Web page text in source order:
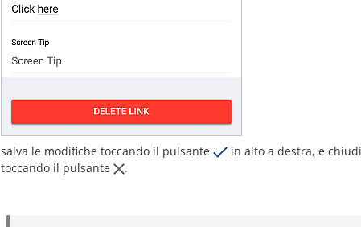
salva le modifiche toccando il pulsante
in alto a destra, e
toccando il pulsante
.